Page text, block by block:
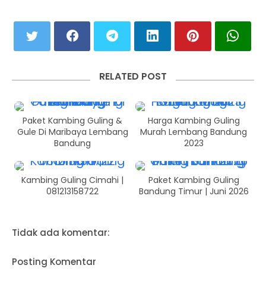
RELATED POST
Paket Kambing Guling &
Gule Di Maribaya Lembang
Bandung
Harga Kambing Guling
Murah Lembang Bandung
2023
Kambing Guling Cimahi |
081213158722
Paket Kambing Guling
Bandung Timur | Juni 2026
Tidak ada komentar:
Posting Komentar